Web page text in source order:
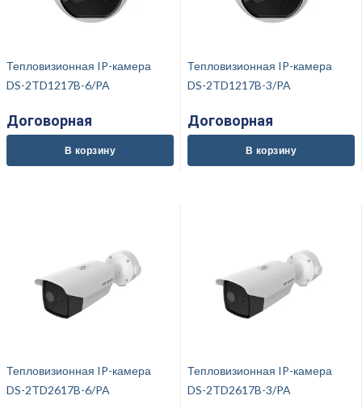
Тепловизионная IP-камера
DS-2TD1217B-6/PA
Договорная
В корзину
Тепловизионная IP-камера
DS-2TD1217B-3/PA
Договорная
В корзину
Тепловизионная IP-камера
DS-2TD2617B-6/PA
Тепловизионная IP-камера
DS-2TD2617B-3/PA